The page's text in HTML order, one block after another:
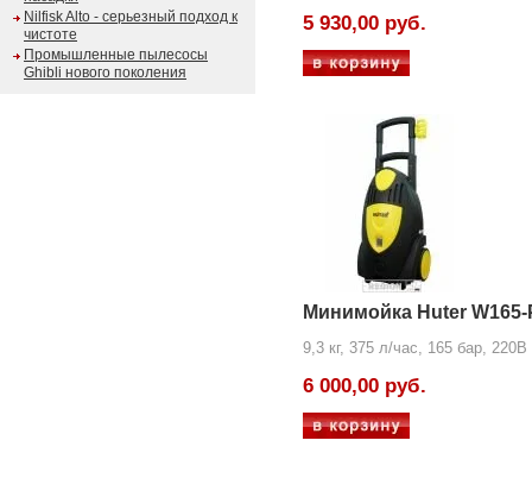
Nilfisk Alto - серьезный подход к
чистоте
Промышленные пылесосы
Ghibli нового поколения
5 930,00 руб.
Минимойка Huter W165-
9,3 кг, 375 л/час, 165 бар, 220В
6 000,00 руб.